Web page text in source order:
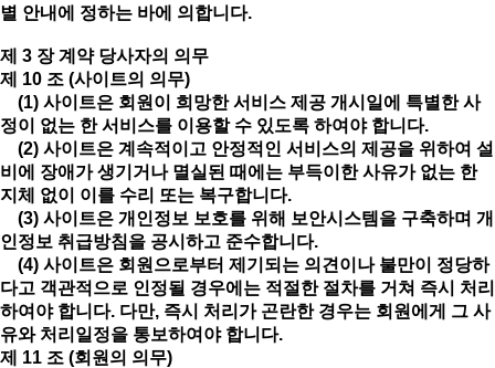
별 안내에 정하는 바에 의합니다.
제 3 장 계약 당사자의 의무
제 10 조 (사이트의 의무)
(1) 사이트은 회원이 희망한 서비스 제공 개시일에 특별한 사
정이 없는 한 서비스를 이용할 수 있도록 하여야 합니다.
(2) 사이트은 계속적이고 안정적인 서비스의 제공을 위하여 설
비에 장애가 생기거나 멸실된 때에는 부득이한 사유가 없는 한
지체 없이 이를 수리 또는 복구합니다.
(3) 사이트은 개인정보 보호를 위해 보안시스템을 구축하며 개
인정보 취급방침을 공시하고 준수합니다.
(4) 사이트은 회원으로부터 제기되는 의견이나 불만이 정당하
다고 객관적으로 인정될 경우에는 적절한 절차를 거쳐 즉시 처리
하여야 합니다. 다만, 즉시 처리가 곤란한 경우는 회원에게 그 사
유와 처리일정을 통보하여야 합니다.
제 11 조 (회원의 의무)